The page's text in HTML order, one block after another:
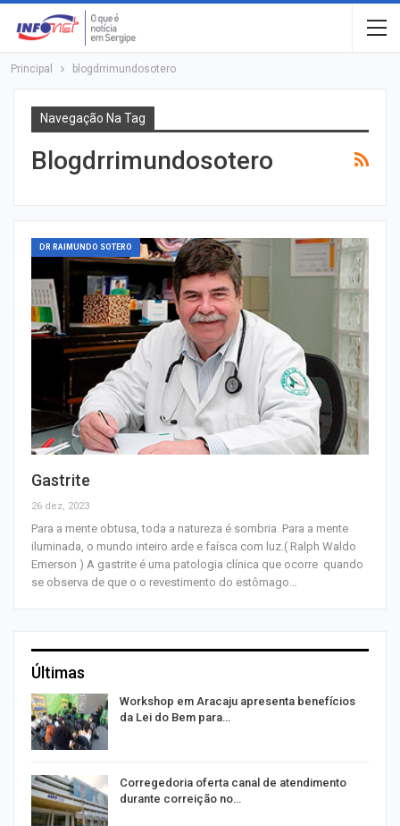
Principal blogdrrimundosotero
Navegação Na Tag
Blogdrrimundosotero
DR RAIMUNDO SOTERO
Gastrite
26 dez, 2023
Para a mente obtusa, toda a natureza é sombria. Para a mente
iluminada, o mundo inteiro arde e faísca com luz.( Ralph Waldo
Emerson ) A gastrite é uma patologia clínica que ocorre quando
se observa de que o o revestimento do estômago…
Últimas
Workshop em Aracaju apresenta benefícios
da Lei do Bem para…
Corregedoria oferta canal de atendimento
durante correição no…